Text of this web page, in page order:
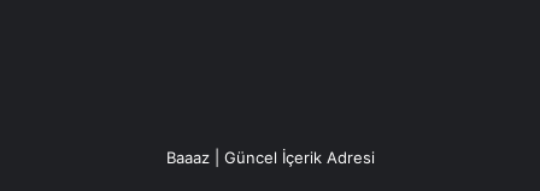
Baaaz | Güncel İçerik Adresi